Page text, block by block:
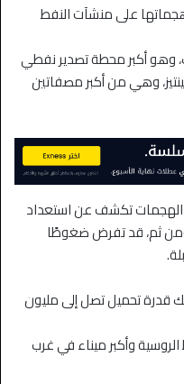
على منشآت النفط
وهو أكبر محطة تصدير نفطي
وهي من أكبر مصفاتين
الهجمات تكشف عن استعداد
ومن ثم، قد تفرض ضغوطًا
قدرة تحميل تصل إلى مليون
وأكبر ميناء في غرب